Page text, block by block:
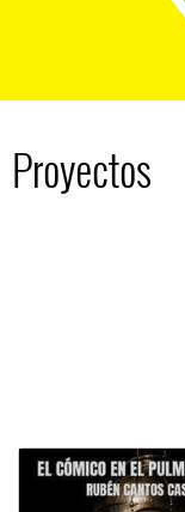
Proyectos